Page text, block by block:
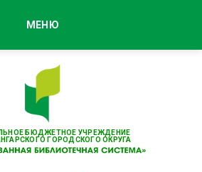
БЮДЖЕТНОЕ УЧРЕЖДЕНИЕ
ГОРОДСКОГО ОКРУГА
МЕНЮ